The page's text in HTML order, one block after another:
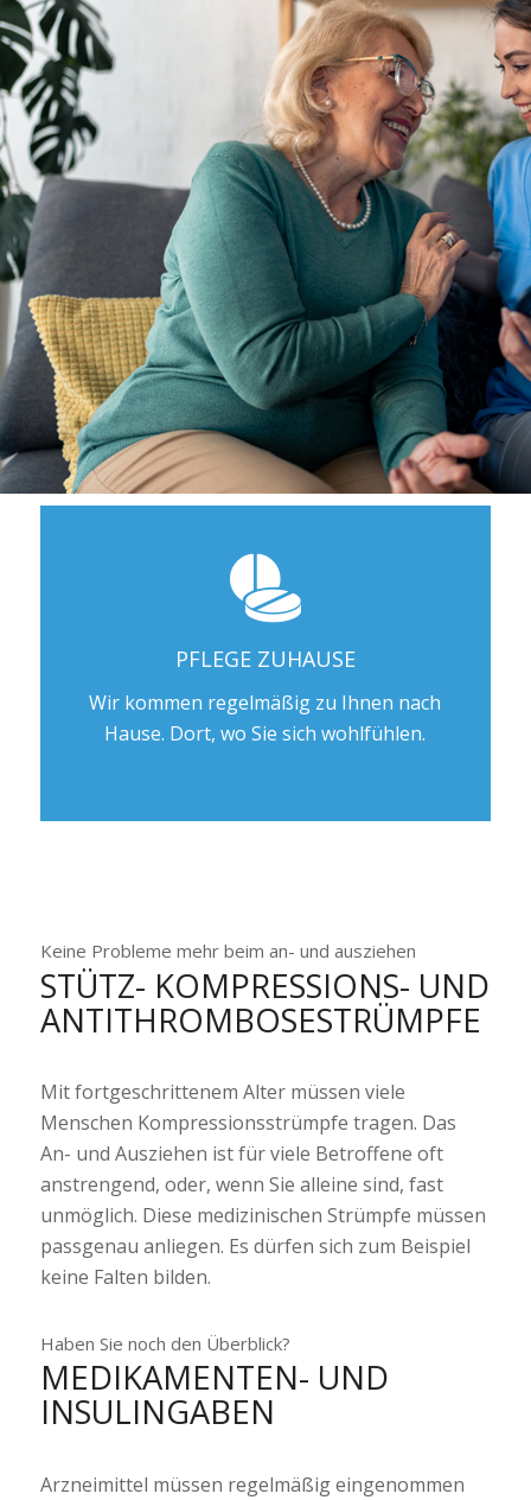
PFLEGE ZUHAUSE
Wir kommen regelmäßig zu Ihnen nach
Hause. Dort, wo Sie sich wohlfühlen.
Keine Probleme mehr beim an- und ausziehen
STÜTZ- KOMPRESSIONS- UND
ANTITHROMBOSESTRÜMPFE
Mit fortgeschrittenem Alter müssen viele
Menschen Kompressionsstrümpfe tragen. Das
An- und Ausziehen ist für viele Betroffene oft
anstrengend, oder, wenn Sie alleine sind, fast
unmöglich. Diese medizinischen Strümpfe müssen
passgenau anliegen. Es dürfen sich zum Beispiel
keine Falten bilden.
Haben Sie noch den Überblick?
MEDIKAMENTEN- UND
INSULINGABEN
Arzneimittel müssen regelmäßig eingenommen